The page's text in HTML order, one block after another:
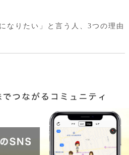
なりたい」と言う人、3つの理由